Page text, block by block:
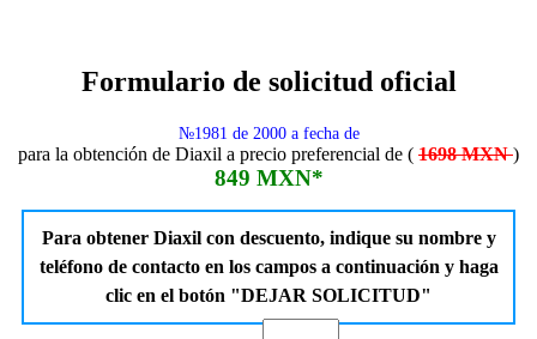
Formulario de solicitud oficial
№1981 de 2000 a fecha de
para la obtención de Diaxil a precio preferencial de ( 1698 MXN)
849 MXN*
Para obtener Diaxil con descuento, indique su nombre y
teléfono de contacto en los campos a continuación y haga
clic en el botón "DEJAR SOLICITUD"